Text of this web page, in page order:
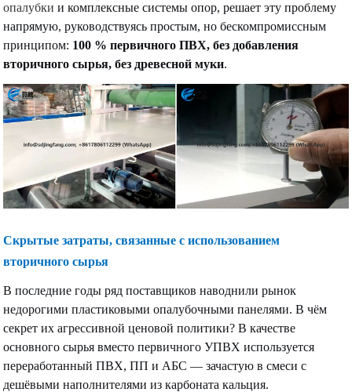
опалубки и комплексные системы опор, решает эту проблему
напрямую, руководствуясь простым, но бескомпромиссным
принципом: 100 % первичного ПВХ, без добавления
вторичного сырья, без древесной муки.
Скрытые затраты, связанные с использованием
вторичного сырья
В последние годы ряд поставщиков наводнили рынок
недорогими пластиковыми опалубочными панелями. В чём
секрет их агрессивной ценовой политики? В качестве
основного сырья вместо первичного УПВХ используется
переработанный ПВХ, ПП и АБС — зачастую в смеси с
дешёвыми наполнителями из карбоната кальция.